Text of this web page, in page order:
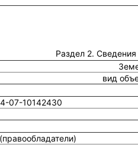
Раздел 2.
вид
07-10142430